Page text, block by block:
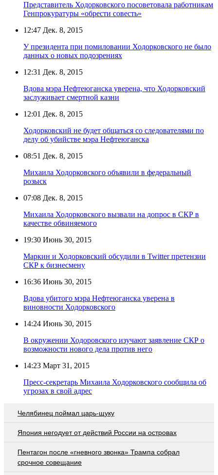
Представитель Ходорковского посоветовала работникам
Генпрокуратуры «обрести совесть»
12:47 Дек. 8, 2015
У президента при помиловании Ходорковского не было
данных о новых подозрениях
12:31 Дек. 8, 2015
Вдова мэра Нефтеюганска уверена, что Ходорковский
заслуживает смертной казни
12:01 Дек. 8, 2015
Ходорковский не будет общаться со следователями по
делу об убийстве мэра Нефтеюганска
08:51 Дек. 8, 2015
Михаила Ходорковского объявили в федеральный
розыск
07:08 Дек. 8, 2015
Михаила Ходорковского вызвали на допрос в СКР в
качестве обвиняемого
19:30 Июнь 30, 2015
Маркин и Ходорковский обсудили в Twitter претензии
СКР к бизнесмену
16:36 Июнь 30, 2015
Вдова убитого мэра Нефтеюганска уверена в
виновности Ходорковского
14:24 Июнь 30, 2015
В окружении Ходоровского изучают заявление СКР о
возможности нового дела против него
14:23 Март 31, 2015
Пресс-секретарь Михаила Ходорковского сообщила об
угрозах в свой адрес
Челябинец поймал царь-щуку
Япония негодует от действий России на островах
Пентагон после «гневного звонка» Трампа собрал
срочное совещание